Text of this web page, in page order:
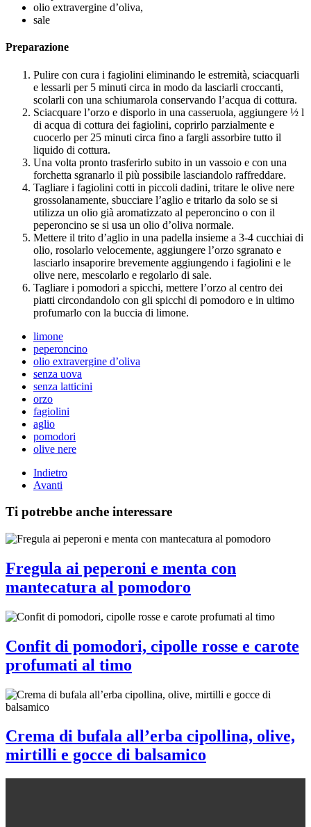
olio extravergine d’oliva,
sale
Preparazione
Pulire con cura i fagiolini eliminando le estremità, sciacquarli
e lessarli per 5 minuti circa in modo da lasciarli croccanti,
scolarli con una schiumarola conservando l’acqua di cottura.
Sciacquare l’orzo e disporlo in una casseruola, aggiungere ½ l
di acqua di cottura dei fagiolini, coprirlo parzialmente e
cuocerlo per 25 minuti circa fino a fargli assorbire tutto il
liquido di cottura.
Una volta pronto trasferirlo subito in un vassoio e con una
forchetta sgranarlo il più possibile lasciandolo raffreddare.
Tagliare i fagiolini cotti in piccoli dadini, tritare le olive nere
grossolanamente, sbucciare l’aglio e tritarlo da solo se si
utilizza un olio già aromatizzato al peperoncino o con il
peperoncino se si usa un olio d’oliva normale.
Mettere il trito d’aglio in una padella insieme a 3-4 cucchiai di
olio, rosolarlo velocemente, aggiungere l’orzo sgranato e
lasciarlo insaporire brevemente aggiungendo i fagiolini e le
olive nere, mescolarlo e regolarlo di sale.
Tagliare i pomodori a spicchi, mettere l’orzo al centro dei
piatti circondandolo con gli spicchi di pomodoro e in ultimo
profumarlo con la buccia di limone.
limone
peperoncino
olio extravergine d’oliva
senza uova
senza latticini
orzo
fagiolini
aglio
pomodori
olive nere
Indietro
Avanti
Ti potrebbe anche interessare
Fregula ai peperoni e menta con
mantecatura al pomodoro
Confit di pomodori, cipolle rosse e carote
profumati al timo
Crema di bufala all’erba cipollina, olive,
mirtilli e gocce di balsamico